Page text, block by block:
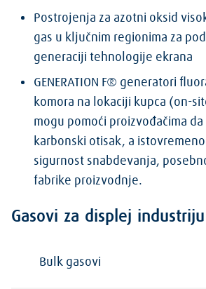
Postrojenja za azotni oksid
gas u ključnim regionima za
generaciji tehnologije ekrana
GENERATION F® generatori
komora na lokaciji kupca (on-
mogu pomoći proizvođačima
karbonski otisak, a
sigurnost snabdevanja,
fabrike proizvodnje.
Gasovi za displej industriju
Bulk gasovi